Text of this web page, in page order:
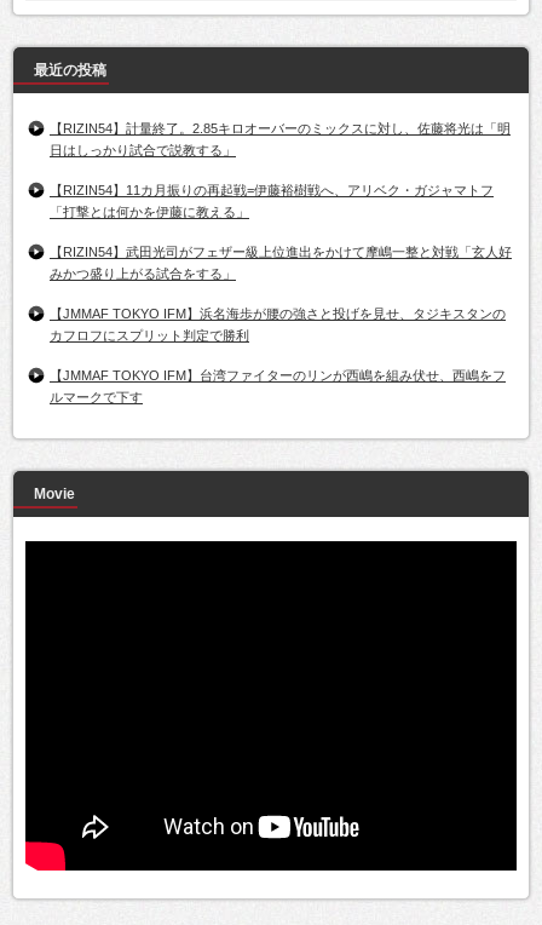
最近の投稿
【RIZIN54】計量終了。2.85キロオーバーのミックスに対し、佐藤将光は「明
日はしっかり試合で説教する」
【RIZIN54】11カ月振りの再起戦=伊藤裕樹戦へ、アリベク・ガジャマトフ
「打撃とは何かを伊藤に教える」
【RIZIN54】武田光司がフェザー級上位進出をかけて摩嶋一整と対戦「玄人好
みかつ盛り上がる試合をする」
【JMMAF TOKYO IFM】浜名海歩が腰の強さと投げを見せ、タジキスタンの
カフロフにスプリット判定で勝利
【JMMAF TOKYO IFM】台湾ファイターのリンが西嶋を組み伏せ、西嶋をフ
ルマークで下す
Movie